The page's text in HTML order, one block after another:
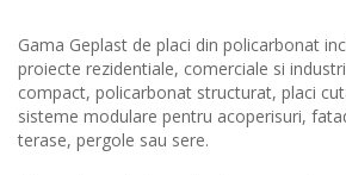
Gama Geplast de placi din policarbonat
proiecte rezidentiale, comerciale si
compact, policarbonat structurat, placi
sisteme modulare pentru acoperisuri,
terase, pergole sau sere.